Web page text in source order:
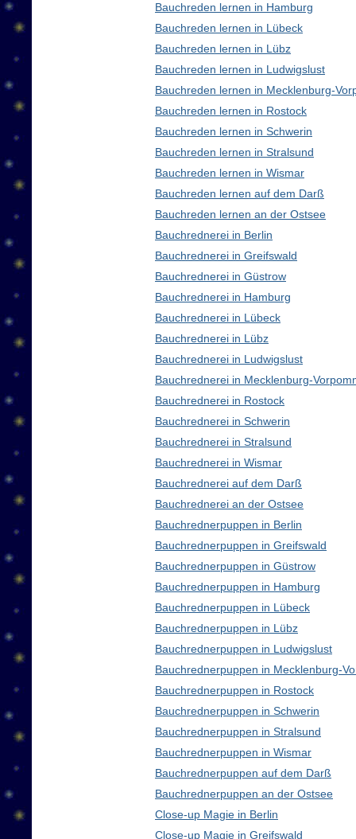
Bauchreden lernen in Hamburg
Bauchreden lernen in Lübeck
Bauchreden lernen in Lübz
Bauchreden lernen in Ludwigslust
Bauchreden lernen in Mecklenburg-
Bauchreden lernen in Rostock
Bauchreden lernen in Schwerin
Bauchreden lernen in Stralsund
Bauchreden lernen in Wismar
Bauchreden lernen auf dem Darß
Bauchreden lernen an der Ostsee
Bauchrednerei in Berlin
Bauchrednerei in Greifswald
Bauchrednerei in Güstrow
Bauchrednerei in Hamburg
Bauchrednerei in Lübeck
Bauchrednerei in Lübz
Bauchrednerei in Ludwigslust
Bauchrednerei in Mecklenburg-
Bauchrednerei in Rostock
Bauchrednerei in Schwerin
Bauchrednerei in Stralsund
Bauchrednerei in Wismar
Bauchrednerei auf dem Darß
Bauchrednerei an der Ostsee
Bauchrednerpuppen in Berlin
Bauchrednerpuppen in Greifswald
Bauchrednerpuppen in Güstrow
Bauchrednerpuppen in Hamburg
Bauchrednerpuppen in Lübeck
Bauchrednerpuppen in Lübz
Bauchrednerpuppen in Ludwigslust
Bauchrednerpuppen in Mecklenburg-
Bauchrednerpuppen in Rostock
Bauchrednerpuppen in Schwerin
Bauchrednerpuppen in Stralsund
Bauchrednerpuppen in Wismar
Bauchrednerpuppen auf dem Darß
Bauchrednerpuppen an der Ostsee
Close-up Magie in Berlin
Close-up Magie in Greifswald